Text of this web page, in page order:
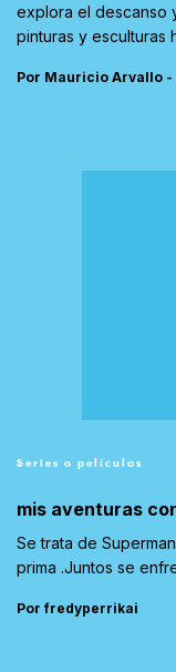
explora el descanso
pinturas y esculturas
Por Mauricio Arvallo -
Series o películas
mis aventuras
Se trata de
prima .Juntos se
Por fredyperrikai